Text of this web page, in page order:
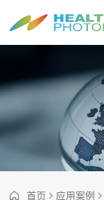
首页 应用案例